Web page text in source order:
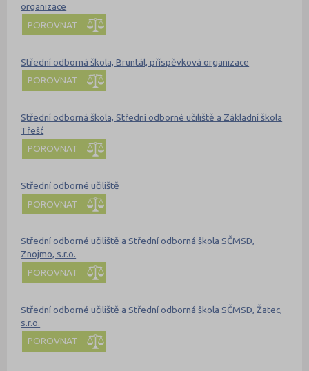
organizace
POROVNAT
Střední odborná škola, Bruntál, příspěvková organizace
POROVNAT
Střední odborná škola, Střední odborné učiliště a Základní škola
Třešť
POROVNAT
Střední odborné učiliště
POROVNAT
Střední odborné učiliště a Střední odborná škola SČMSD,
Znojmo, s.r.o.
POROVNAT
Střední odborné učiliště a Střední odborná škola SČMSD, Žatec,
s.r.o.
POROVNAT